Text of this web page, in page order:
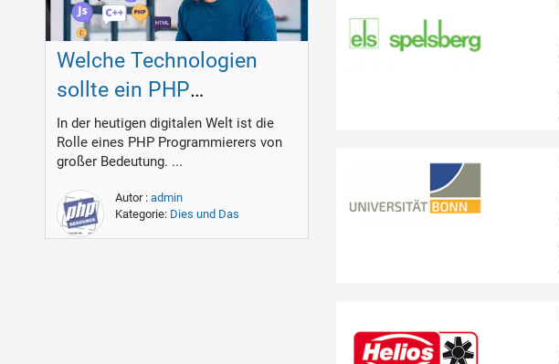
Welche Technologien
sollte ein PHP
Programmierer
beherrschen?
In der heutigen digitalen Welt ist die
Rolle eines PHP Programmierers von
großer Bedeutung. ...
Autor : admin
Kategorie: Dies und Das